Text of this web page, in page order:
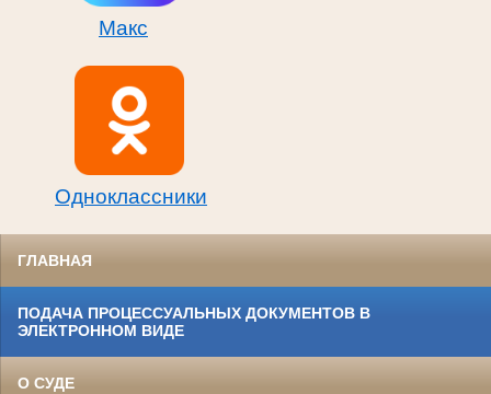
Макс
Одноклассники
ГЛАВНАЯ
ПОДАЧА ПРОЦЕССУАЛЬНЫХ ДОКУМЕНТОВ В
ЭЛЕКТРОННОМ ВИДЕ
О СУДЕ